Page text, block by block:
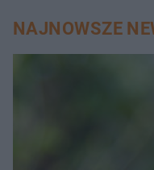
NAJNOWSZE